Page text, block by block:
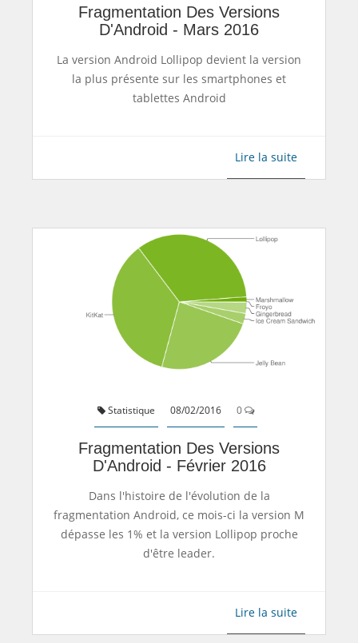
Fragmentation Des Versions
D'Android - Mars 2016
La version Android Lollipop devient la version
la plus présente sur les smartphones et
tablettes Android
Lire la suite
Statistique 08/02/2016 0
Fragmentation Des Versions
D'Android - Février 2016
Dans l'histoire de l'évolution de la
fragmentation Android, ce mois-ci la version M
dépasse les 1% et la version Lollipop proche
d'être leader.
Lire la suite